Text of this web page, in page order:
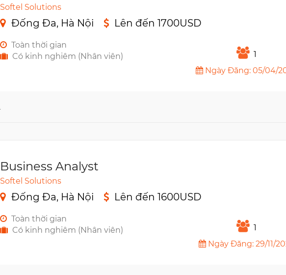
Softel Solutions
Đống Đa, Hà Nội Lên đến 1700USD
Toàn thời gian
Có kinh nghiêm (Nhân viên)
1
Ngày Đăng: 05/04/
Business Analyst
Softel Solutions
Đống Đa, Hà Nội Lên đến 1600USD
Toàn thời gian
Có kinh nghiêm (Nhân viên)
1
Ngày Đăng: 29/11/